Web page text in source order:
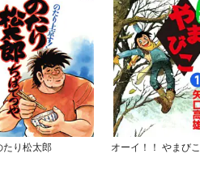
たり松太郎 オーイ！！ やまびこ